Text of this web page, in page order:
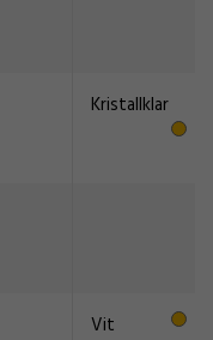
Kristallklar
Vit